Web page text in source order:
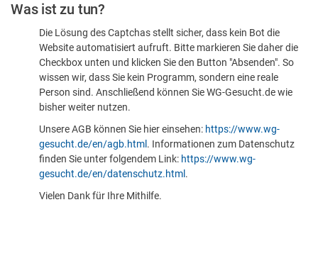
sind
Was ist zu tun?
Die Lösung des Captchas stellt sicher, dass kein Bot die
Website automatisiert aufruft. Bitte markieren Sie daher die
Checkbox unten und klicken Sie den Button "Absenden". So
wissen wir, dass Sie kein Programm, sondern eine reale
Person sind. Anschließend können Sie WG-Gesucht.de wie
bisher weiter nutzen.
Unsere AGB können Sie hier einsehen: https://www.wg-
gesucht.de/en/agb.html . Informationen zum Datenschutz
finden Sie unter folgendem Link: https://www.wg-
gesucht.de/en/datenschutz.html .
Vielen Dank für Ihre Mithilfe.